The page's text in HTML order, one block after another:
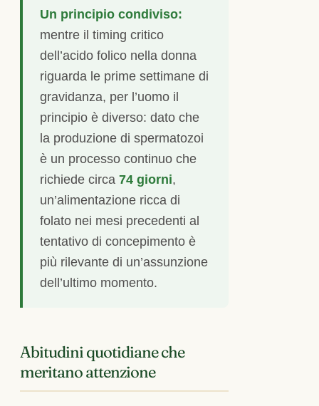
Un principio condiviso:
mentre il timing critico
dell’acido folico nella donna
riguarda le prime settimane di
gravidanza, per l’uomo il
principio è diverso: dato che
la produzione di spermatozoi
è un processo continuo che
richiede circa 74 giorni,
un’alimentazione ricca di
folato nei mesi precedenti al
tentativo di concepimento è
più rilevante di un’assunzione
dell’ultimo momento.
Abitudini quotidiane che
meritano attenzione